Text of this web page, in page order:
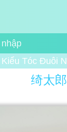
Ngựa 1 Phía - 半袖双马尾
绮太